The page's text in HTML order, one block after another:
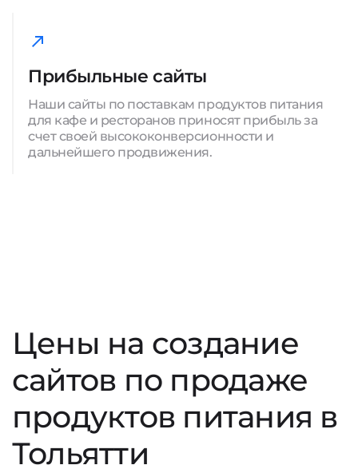
Прибыльные сайты
Наши сайты по поставкам продуктов питания
для кафе и ресторанов приносят прибыль за
счет своей высококонверсионности и
дальнейшего продвижения.
Цены на создание
сайтов по продаже
продуктов питания в
Тольятти